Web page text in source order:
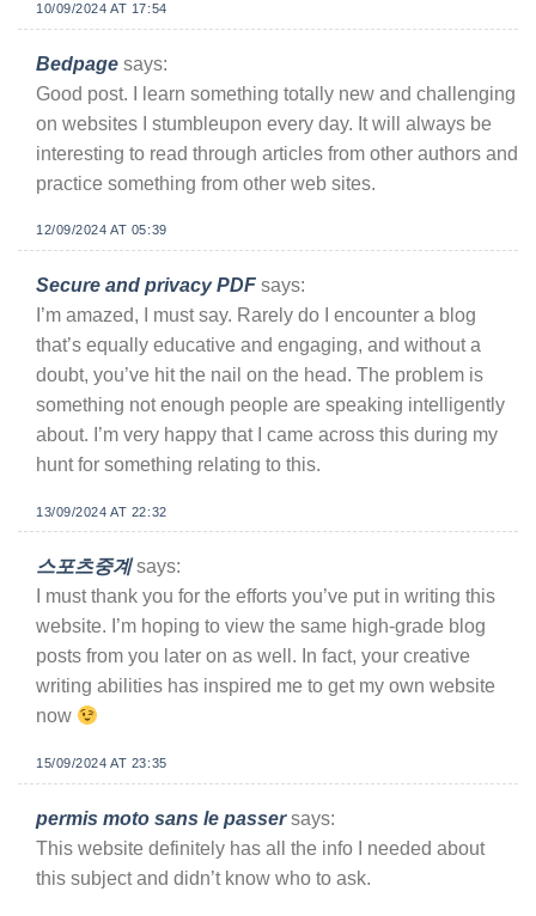
10/09/2024 AT 17:54
Bedpage says:
Good post. I learn something totally new and challenging
on websites I stumbleupon every day. It will always be
interesting to read through articles from other authors and
practice something from other web sites.
12/09/2024 AT 05:39
Secure and privacy PDF says:
I’m amazed, I must say. Rarely do I encounter a blog
that’s equally educative and engaging, and without a
doubt, you’ve hit the nail on the head. The problem is
something not enough people are speaking intelligently
about. I’m very happy that I came across this during my
hunt for something relating to this.
13/09/2024 AT 22:32
스포츠중계 says:
I must thank you for the efforts you’ve put in writing this
website. I’m hoping to view the same high-grade blog
posts from you later on as well. In fact, your creative
writing abilities has inspired me to get my own website
now
15/09/2024 AT 23:35
permis moto sans le passer says:
This website definitely has all the info I needed about
this subject and didn’t know who to ask.